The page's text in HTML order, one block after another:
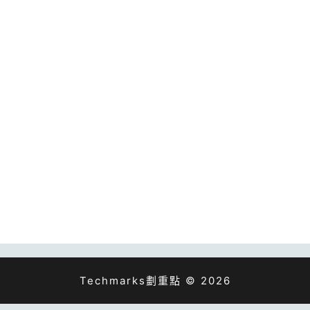
Techmarks劃重點 © 2026